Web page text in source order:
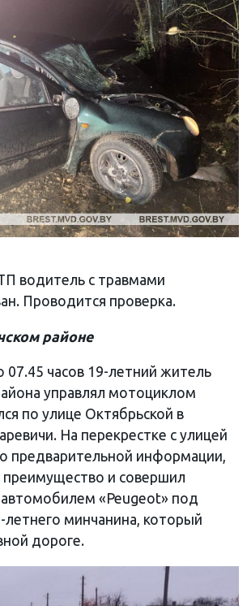
водитель с травмами
Проводится проверка.
районе
07.45 часов 19-летний житель
управлял мотоциклом
по улице Октябрьской в
На перекрестке с улицей
предварительной информации,
преимущество и совершил
автомобилем «Peugeot» под
летнего минчанина, который
дороге.